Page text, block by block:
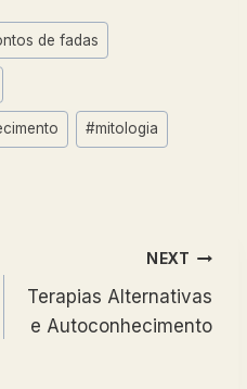
de fadas
#mitologia
NEXT
Terapias Alternativas
e Autoconhecimento